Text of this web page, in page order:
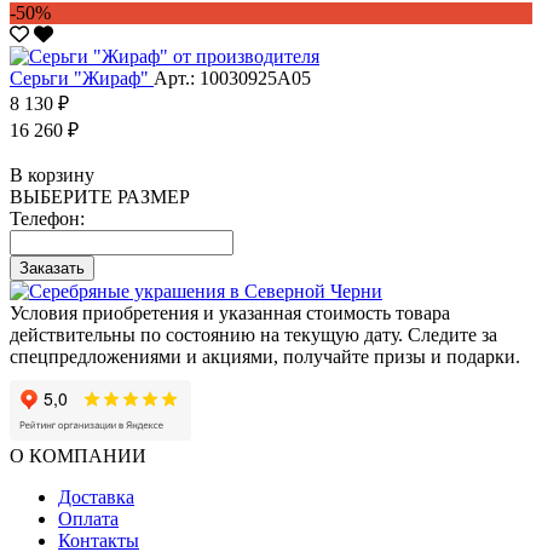
-50%
Серьги "Жираф" Арт.: 10030925А05
8 130 ₽
16 260 ₽
В корзину
ВЫБЕРИТЕ РАЗМЕР
Телефон:
Заказать
Условия приобретения и указанная стоимость товара
действительны по состоянию на текущую дату. Следите за
спецпредложениями и акциями, получайте призы и подарки.
О КОМПАНИИ
Доставка
Оплата
Контакты